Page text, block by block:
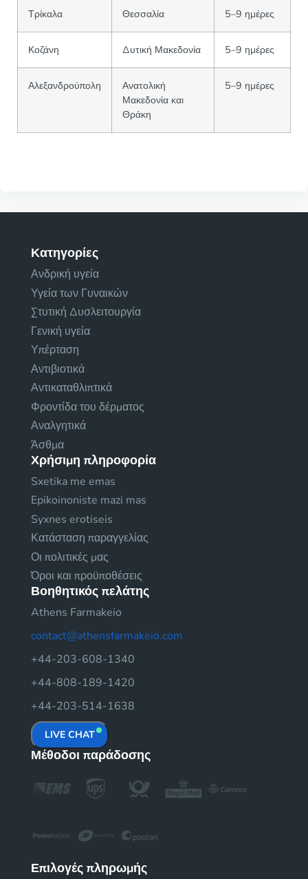
Τρίκαλα Θεσσαλία 5–9 ημέρες
Κοζάνη Δυτική Μακεδονία 5–9 ημέρες
Αλεξανδρούπολη
Ανατολική
Μακεδονία και
Θράκη
5–9 ημέρες
Κατηγορίες
Ανδρική υγεία
Υγεία των Γυναικών
Στυτική Δυσλειτουργία
Γενική υγεία
Υπέρταση
Αντιβιοτικά
Αντικαταθλιπτικά
Φροντίδα του δέρματος
Αναλγητικά
Άσθμα
Χρήσιμη πληροφορία
Sxetika me emas
Epikoinoniste mazi mas
Syxnes erotiseis
Κατάσταση παραγγελίας
Οι πολιτικές μας
Όροι και προϋποθέσεις
Βοηθητικός πελάτης
Athens Farmakeio
contact@athensfarmakeio.com
+44-203-608-1340
+44-808-189-1420
+44-203-514-1638
LIVE CHAT
Μέθοδοι παράδοσης
Επιλογές πληρωμής